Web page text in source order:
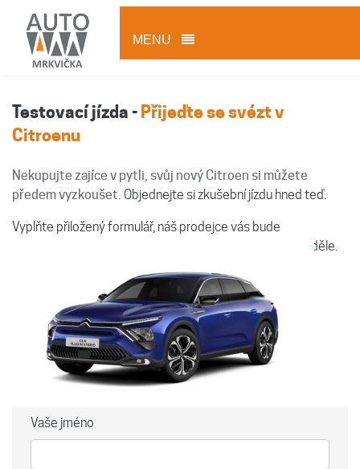
MENU
Testovací jízda - Přijeďte se svézt v
Citroenu
Nekupujte zajíce v pytli, svůj nový Citroen si můžete
předem vyzkoušet. Objednejte si zkušební jízdu hned teď.
Vyplňte přiložený formulář, náš prodejce vás bude
kontaktovat. Jsme vám k dispozici každý den kromě neděle.
Vaše jméno